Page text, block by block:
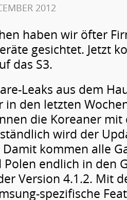
2012
haben wir öfter
gesichtet. Jetzt
das S3.
Leaks aus dem
den letzten
die Koreaner
wird der
kommen alle
endlich in den
Version 4.1.2. Mit
spezifische